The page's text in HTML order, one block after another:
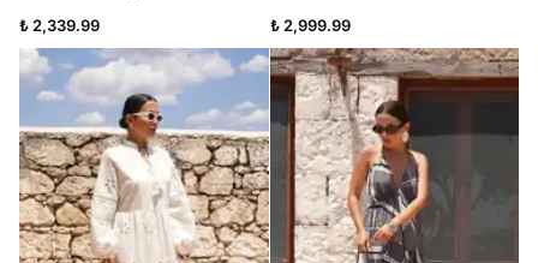
₺ 2,339.99
₺ 2,999.99